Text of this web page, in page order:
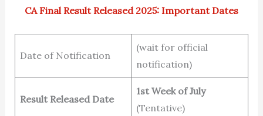
CA Final Result Released 2025: Important Dates
Date of Notification
(wait for official
notification)
Result Released Date
1st Week of July
(Tentative)